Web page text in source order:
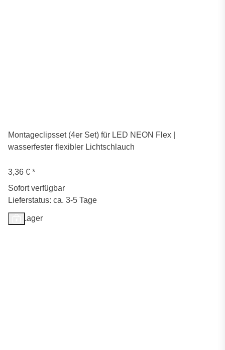
Montageclipsset (4er Set) für LED NEON Flex |
wasserfester flexibler Lichtschlauch
3,36 € *
Sofort verfügbar
Lieferstatus: ca. 3-5 Tage
Auf Lager